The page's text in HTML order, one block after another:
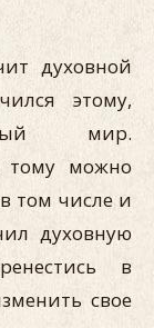
духовной
этому,
мир.
тому можно
том числе и
духовную
в
свое